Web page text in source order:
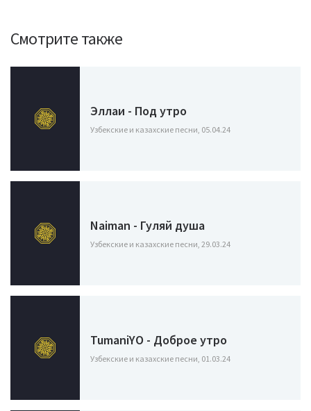
Смотрите также
Эллаи - Под утро
Узбекские и казахские песни, 05.04.24
Naiman - Гуляй душа
Узбекские и казахские песни, 29.03.24
TumaniYO - Доброе утро
Узбекские и казахские песни, 01.03.24